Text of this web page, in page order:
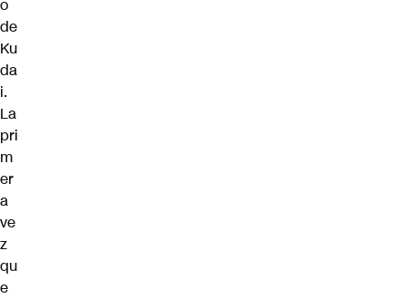
o
de
Ku
da
i.
La
pri
m
er
a
ve
z
qu
e